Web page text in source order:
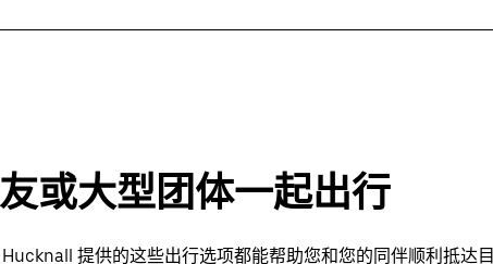
或大型团体一起出行
提供的这些出行选项都能帮助您和您的同伴顺利抵达目